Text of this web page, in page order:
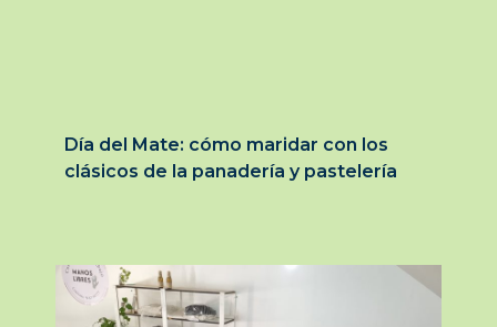
Día del Mate: cómo maridar con los
clásicos de la panadería y pastelería